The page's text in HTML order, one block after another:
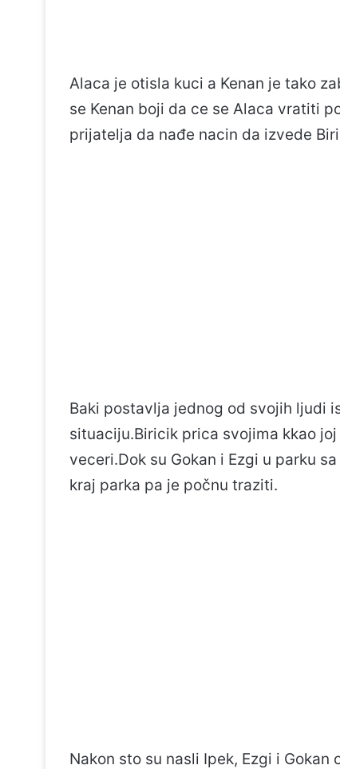
Alaca je otisla kuci a Kenan je tako
se Kenan boji da ce se Alaca vratiti
prijatelja da nađe nacin da izvede
Baki postavlja jednog od svojih ljudi
situaciju.Biricik prica svojima kkao
veceri.Dok su Gokan i Ezgi u parku
kraj parka pa je počnu traziti.
Nakon sto su nasli Ipek, Ezgi i